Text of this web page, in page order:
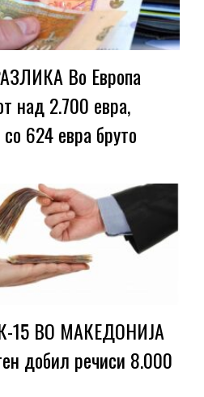
Во Европа
над 2.700 евра,
624 евра бруто
15 ВО МАКЕДОНИЈА
добил речиси 8.000